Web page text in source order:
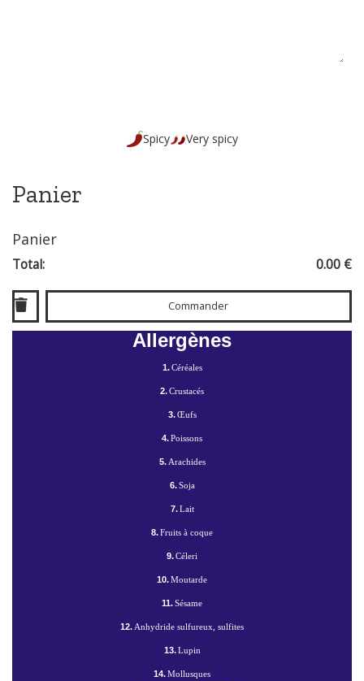
Spicy Very spicy
Panier
Panier
Total: 0.00 €
Commander
Allergènes
1.Céréales
2.Crustacés
3.Œufs
4.Poissons
5.Arachides
6.Soja
7.Lait
8.Fruits à coque
9.Céleri
10.Moutarde
11.Sésame
12.Anhydride sulfureux, sulfites
13.Lupin
14.Mollusques